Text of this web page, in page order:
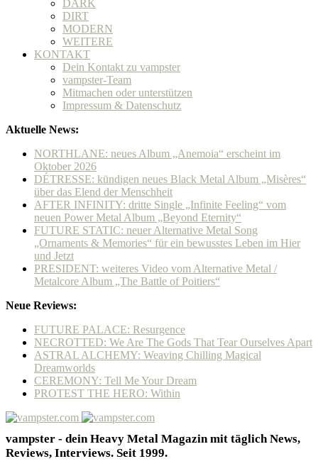
DARK
DIRT
MODERN
WEITERE
KONTAKT
Dein Kontakt zu vampster
vampster-Team
Mitmachen oder unterstützen
Impressum & Datenschutz
Aktuelle News:
NORTHLANE: neues Album „Anemoia“ erscheint im
Oktober 2026
DÉTRESSE: kündigen neues Black Metal Album „Misères“
über das Elend der Menschheit
AFTER INFINITY: dritte Single „Infinite Feeling“ vom
neuen Power Metal Album „Beyond Eternity“
FUTURE STATIC: neuer Alternative Metal Song
„Ornaments & Memories“ für ein bewusstes Leben im Hier
und Jetzt
PRESIDENT: weiteres Video vom Alternative Metal /
Metalcore Album „The Battle of Poitiers“
Neue Reviews:
FUTURE PALACE: Resurgence
NECROTTED: We Are The Gods That Tear Ourselves Apart
ASTRAL ALCHEMY: Weaving Chilling Magical
Dreamworlds
CEREMONY: Tell Me Your Dream
PROTEST THE HERO: Within
vampster - dein Heavy Metal Magazin mit täglich News,
Reviews, Interviews. Seit 1999.